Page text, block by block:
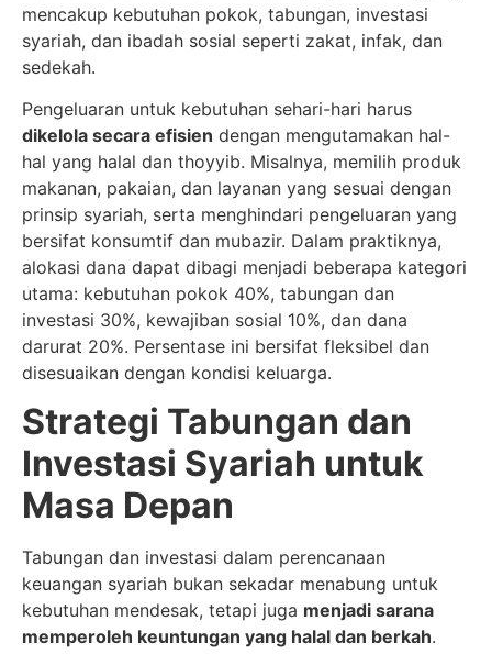
mencakup kebutuhan pokok, tabungan, investasi
syariah, dan ibadah sosial seperti zakat, infak, dan
sedekah.
Pengeluaran untuk kebutuhan sehari-hari harus
dikelola secara efisien dengan mengutamakan hal-
hal yang halal dan thoyyib. Misalnya, memilih produk
makanan, pakaian, dan layanan yang sesuai dengan
prinsip syariah, serta menghindari pengeluaran yang
bersifat konsumtif dan mubazir. Dalam praktiknya,
alokasi dana dapat dibagi menjadi beberapa kategori
utama: kebutuhan pokok 40%, tabungan dan
investasi 30%, kewajiban sosial 10%, dan dana
darurat 20%. Persentase ini bersifat fleksibel dan
disesuaikan dengan kondisi keluarga.
Strategi Tabungan dan
Investasi Syariah untuk
Masa Depan
Tabungan dan investasi dalam perencanaan
keuangan syariah bukan sekadar menabung untuk
kebutuhan mendesak, tetapi juga menjadi sarana
memperoleh keuntungan yang halal dan berkah.